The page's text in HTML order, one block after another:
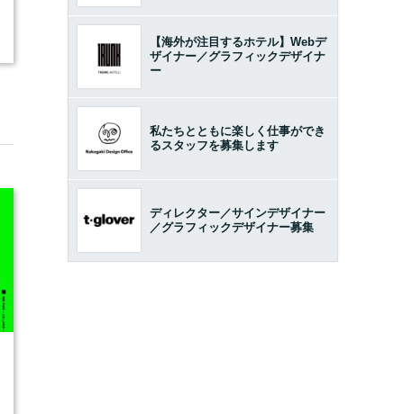
【海外が注目するホテル】Webデ
ザイナー／グラフィックデザイナ
ー
私たちとともに楽しく仕事ができ
るスタッフを募集します
ディレクター／サインデザイナー
／グラフィックデザイナー募集